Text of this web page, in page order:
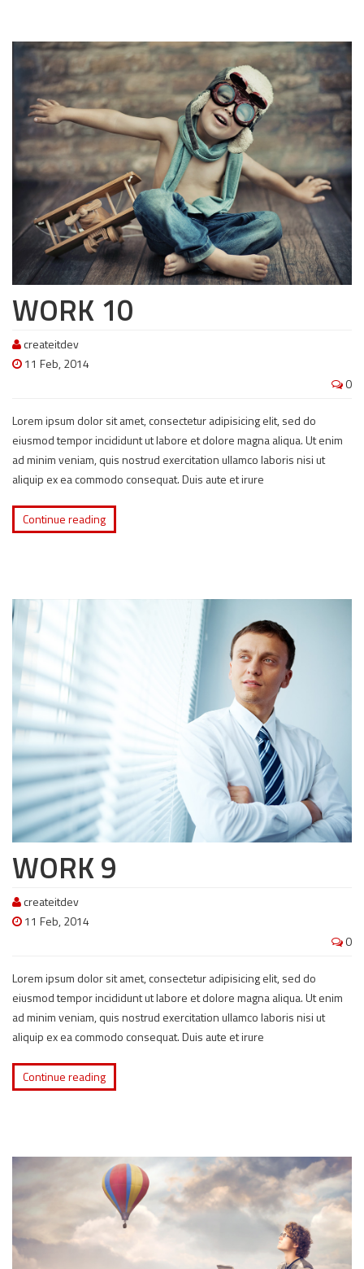
WORK 10
createitdev
11 Feb, 2014
0
Lorem ipsum dolor sit amet, consectetur adipisicing elit, sed do
eiusmod tempor incididunt ut labore et dolore magna aliqua. Ut enim
ad minim veniam, quis nostrud exercitation ullamco laboris nisi ut
aliquip ex ea commodo consequat. Duis aute et irure
Continue reading
WORK 9
createitdev
11 Feb, 2014
0
Lorem ipsum dolor sit amet, consectetur adipisicing elit, sed do
eiusmod tempor incididunt ut labore et dolore magna aliqua. Ut enim
ad minim veniam, quis nostrud exercitation ullamco laboris nisi ut
aliquip ex ea commodo consequat. Duis aute et irure
Continue reading